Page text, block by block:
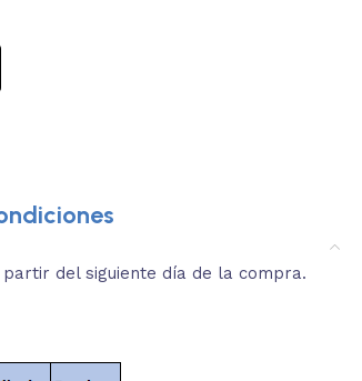
3.
del siguiente día de la compra.